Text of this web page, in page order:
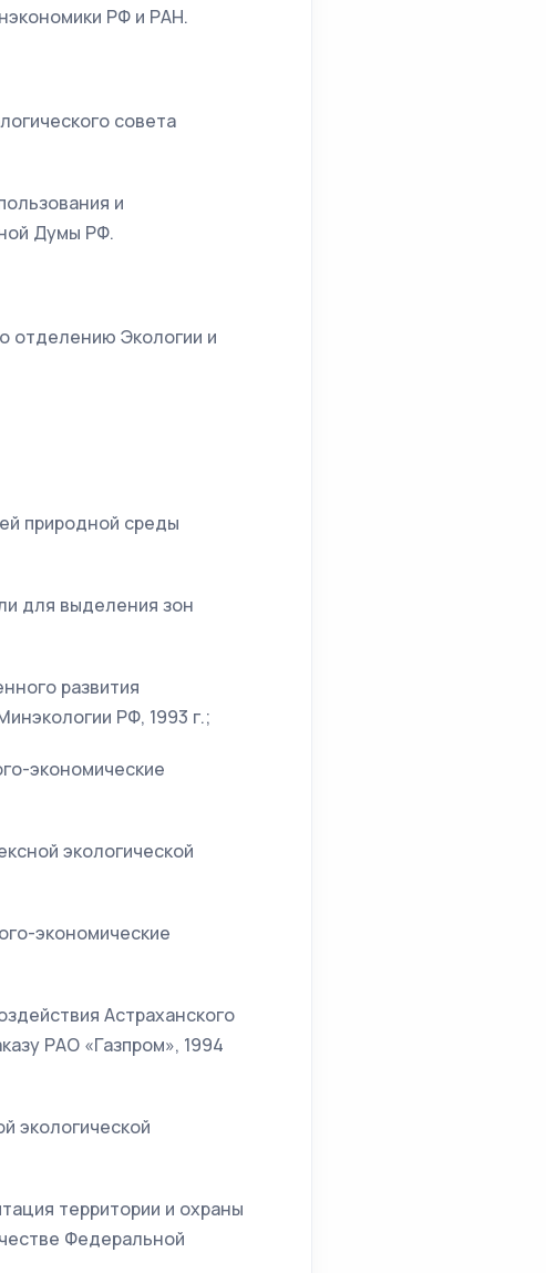
РФ и РАН.
совета
и
Думы РФ.
отделению Экологии и
природной среды
для выделения зон
развития
РФ, 1993 г.;
экономические
экологической
экономические
Астраханского
РАО «Газпром», 1994
экологической
территории и охраны
Федеральной